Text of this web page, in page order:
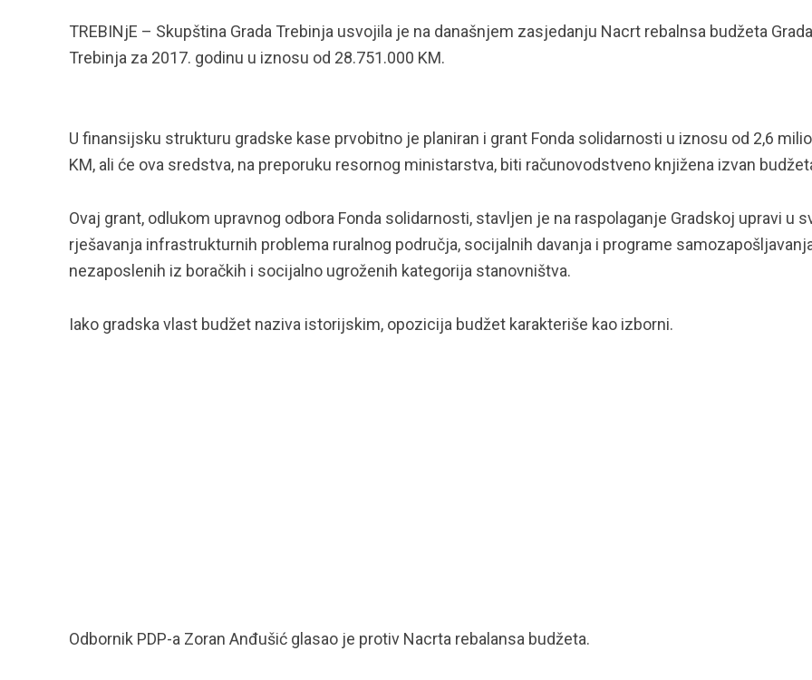
TREBINjE – Skupština Grada Trebinja usvojila je na današnjem zasjedanju Nacrt rebalnsa budžeta Grada
Trebinja za 2017. godinu u iznosu od 28.751.000 KM.
U finansijsku strukturu gradske kase prvobitno je planiran i grant Fonda solidarnosti u iznosu od 2,6
KM, ali će ova sredstva, na preporuku resornog ministarstva, biti računovodstveno knjižena izvan
Ovaj grant, odlukom upravnog odbora Fonda solidarnosti, stavljen je na raspolaganje Gradskoj upravi u
rješavanja infrastrukturnih problema ruralnog područja, socijalnih davanja i programe
nezaposlenih iz boračkih i socijalno ugroženih kategorija stanovništva.
Iako gradska vlast budžet naziva istorijskim, opozicija budžet karakteriše kao izborni.
Odbornik PDP-a Zoran Anđušić glasao je protiv Nacrta rebalansa budžeta.